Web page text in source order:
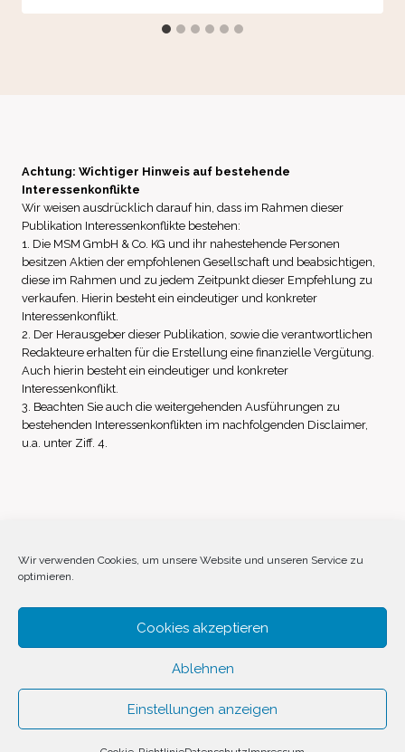
Wir verwenden Cookies, um unsere Website und unseren Service zu
optimieren.
Cookies akzeptieren
Ablehnen
Einstellungen anzeigen
Achtung: Wichtiger Hinweis auf bestehende
Interessenkonflikte
Wir weisen ausdrücklich darauf hin, dass im Rahmen dieser
Publikation Interessenkonflikte bestehen:
1. Die MSM GmbH & Co. KG und ihr nahestehende Personen
besitzen Aktien der empfohlenen Gesellschaft und beabsichtigen,
diese im Rahmen und zu jedem Zeitpunkt dieser Empfehlung zu
verkaufen. Hierin besteht ein eindeutiger und konkreter
Interessenkonflikt.
2. Der Herausgeber dieser Publikation, sowie die verantwortlichen
Redakteure erhalten für die Erstellung eine finanzielle Vergütung.
Auch hierin besteht ein eindeutiger und konkreter
Interessenkonflikt.
3. Beachten Sie auch die weitergehenden Ausführungen zu
bestehenden Interessenkonflikten im nachfolgenden Disclaimer,
u.a. unter Ziff. 4.
Impressum Datenschutz
Disclaimer
© 2026 Invest Inside by